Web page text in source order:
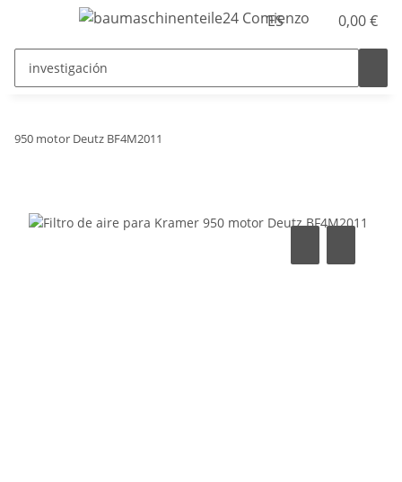
ES 0,00 €
950 motor Deutz BF4M2011